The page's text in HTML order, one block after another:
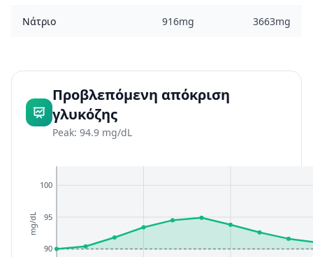
Νάτριο 916mg 3663mg
Προβλεπόμενη απόκριση
γλυκόζης
Peak: 94.9 mg/dL
90
95
100
mg/dL